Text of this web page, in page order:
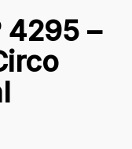
4295 –